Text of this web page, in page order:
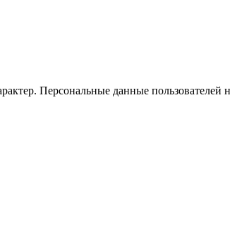
Персональные данные пользователей